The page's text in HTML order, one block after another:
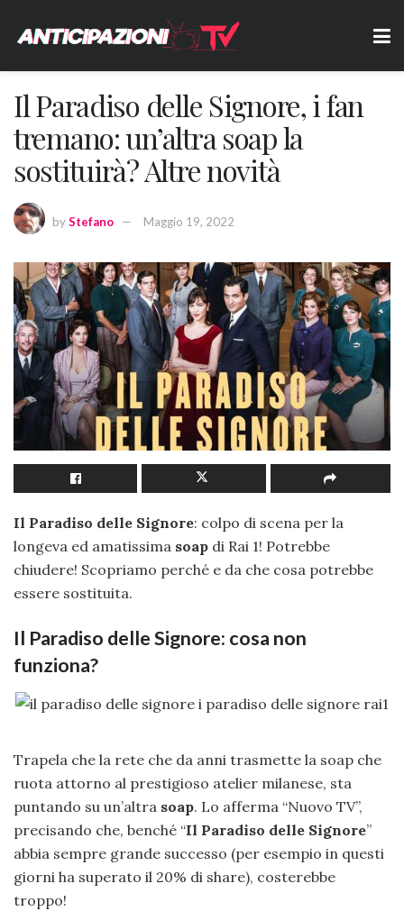
Il Paradiso delle Signore, i fan
tremano: un’altra soap la
sostituirà? Altre novità
byStefano Maggio 19, 2022
Il Paradiso delle Signore: colpo di scena per la
longeva ed amatissima soap di Rai 1! Potrebbe
chiudere! Scopriamo perché e da che cosa potrebbe
essere sostituita.
Il Paradiso delle Signore: cosa non
funziona?
Trapela che la rete che da anni trasmette la soap che
ruota attorno al prestigioso atelier milanese, sta
puntando su un’altra soap. Lo afferma “Nuovo TV”,
precisando che, benché “Il Paradiso delle Signore”
abbia sempre grande successo (per esempio in questi
giorni ha superato il 20% di share), costerebbe
troppo!